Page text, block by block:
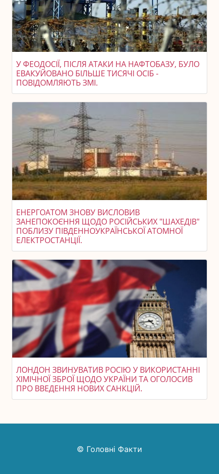
У ФЕОДОСІЇ, ПІСЛЯ АТАКИ НА НАФТОБАЗУ, БУЛО
ЕВАКУЙОВАНО БІЛЬШЕ ТИСЯЧІ ОСІБ -
ПОВІДОМЛЯЮТЬ ЗМІ.
ЕНЕРГОАТОМ ЗНОВУ ВИСЛОВИВ
ЗАНЕПОКОЄННЯ ЩОДО РОСІЙСЬКИХ "ШАХЕДІВ"
ПОБЛИЗУ ПІВДЕННОУКРАЇНСЬКОЇ АТОМНОЇ
ЕЛЕКТРОСТАНЦІЇ.
ЛОНДОН ЗВИНУВАТИВ РОСІЮ У ВИКОРИСТАННІ
ХІМІЧНОЇ ЗБРОЇ ЩОДО УКРАЇНИ ТА ОГОЛОСИВ
ПРО ВВЕДЕННЯ НОВИХ САНКЦІЙ.
© Головні Факти